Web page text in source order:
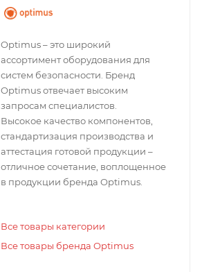
Optimus – это широкий
ассортимент оборудования для
систем безопасности. Бренд
Optimus отвечает высоким
запросам специалистов.
Высокое качество компонентов,
стандартизация производства и
аттестация готовой продукции –
отличное сочетание, воплощенное
в продукции бренда Optimus.
Все товары категории
Все товары бренда Optimus